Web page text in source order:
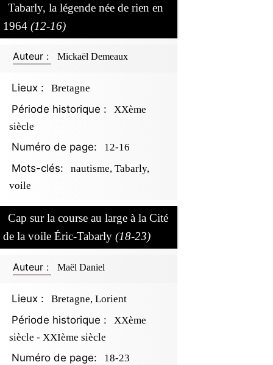
Tabarly, la légende née de rien en
1964 (12-16)
Auteur : Mickaël Demeaux
Lieux : Bretagne
Période historique :
XXème
siècle
Numéro de page: 12-16
Mots-clés:
nautisme, Tabarly,
voile
Cap sur la course au large à la Cité
de la voile Éric-Tabarly (18-23)
Auteur : Maël Daniel
Lieux : Bretagne, Lorient
Période historique :
XXème
siècle - XXIème siècle
Numéro de page: 18-23